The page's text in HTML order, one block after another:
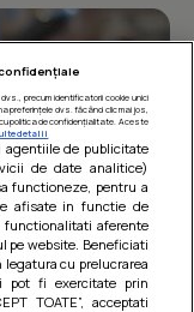
precum identificatorii cookie unici
dvs. făcând clic mai jos,
cu politica de confidențialitate. Aceste
detalii
agentiile de publicitate
de date analitice)
functioneze, pentru a
afisate in functie de
aferente
pe website. Beneficiati
legatura cu prelucrarea
pot fi exercitate prin
TOATE”, acceptati